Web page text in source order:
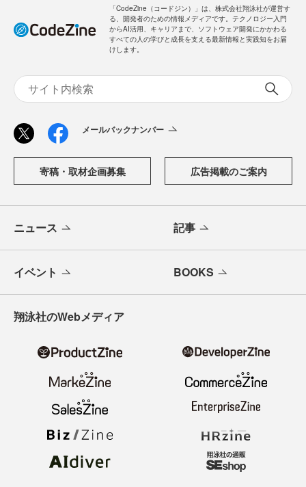
「CodeZine（コードジン）」は、株式会社翔泳社が運営す
る、開発者のための情報メディアです。テクノロジー入門
からAI活用、キャリアまで、ソフトウェア開発にかかわる
すべての人の学びと成長を支える最新情報と実践知をお届
けします。
メールバックナンバー
寄稿・取材企画募集 広告掲載のご案内
ニュース 記事
イベント BOOKS
翔泳社のWebメディア